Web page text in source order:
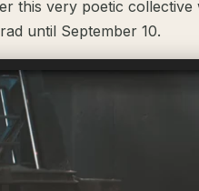
this very poetic
until September 10.